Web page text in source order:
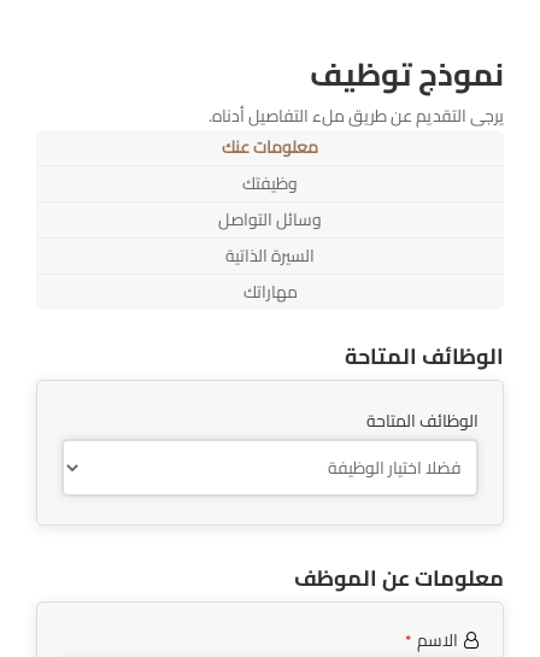
نموذج توظيف
يرجى التقديم عن طريق ملء التفاصيل أدناه.
معلومات عنك
وظيفتك
وسائل التواصل
السيرة الذاتية
مهاراتك
الوظائف المتاحة
الوظائف المتاحة
معلومات عن الموظف
الاسم *